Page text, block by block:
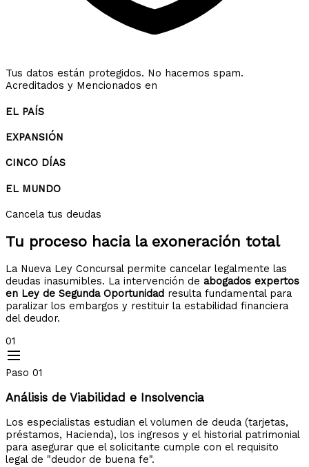
Tus datos están protegidos. No hacemos spam.
Acreditados y Mencionados en
EL PAÍS
EXPANSIÓN
CINCO DÍAS
EL MUNDO
Cancela tus deudas
Tu proceso hacia la exoneración total
La Nueva Ley Concursal permite cancelar legalmente las
deudas inasumibles. La intervención de abogados expertos
en Ley de Segunda Oportunidad resulta fundamental para
paralizar los embargos y restituir la estabilidad financiera
del deudor.
01
Paso 01
Análisis de Viabilidad e Insolvencia
Los especialistas estudian el volumen de deuda (tarjetas,
préstamos, Hacienda), los ingresos y el historial patrimonial
para asegurar que el solicitante cumple con el requisito
legal de "deudor de buena fe".